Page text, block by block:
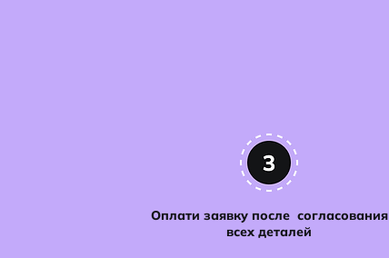
Оплати заявку после согласования
всех деталей